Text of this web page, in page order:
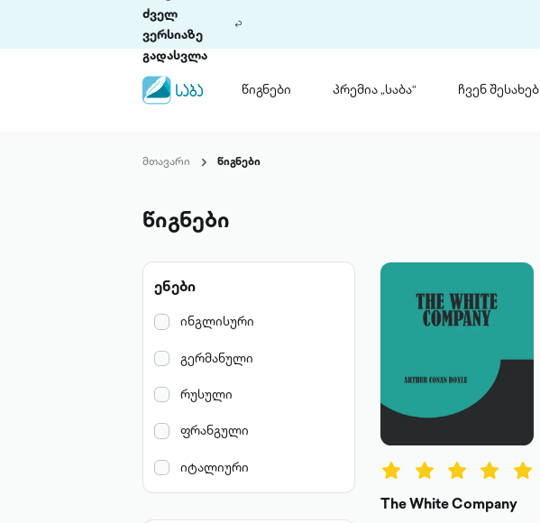
ძველ
ვერსიაზე
გადასვლა
წიგნები
პრემია „საბა“ ჩვენ შესახებ
პაკეტები
მთავარი წიგნები
წიგნები
ენები
ინგლისური
გერმანული
რუსული
ფრანგული
იტალიური
The White Company